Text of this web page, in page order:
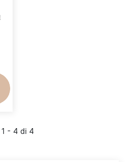
1 - 4 di 4